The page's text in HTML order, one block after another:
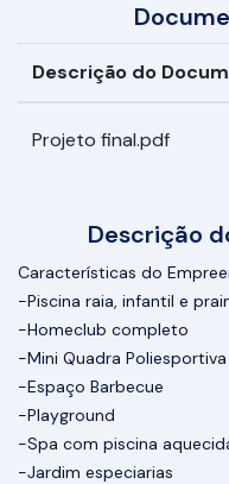
Descrição do
Projeto final.pdf
Descrição
Características do
-Piscina raia, infantil e
-Homeclub completo
-Mini Quadra Poliesportiva
-Espaço Barbecue
-Playground
-Spa com piscina
-Jardim especiarias